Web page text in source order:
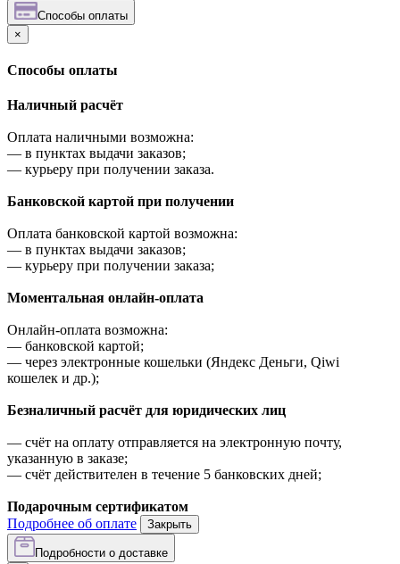
Cпособы оплаты
×
Cпособы оплаты
Наличный расчёт
Оплата наличными возможна:
— в пунктах выдачи заказов;
— курьеру при получении заказа.
Банковской картой при получении
Оплата банковской картой возможна:
— в пунктах выдачи заказов;
— курьеру при получении заказа;
Моментальная онлайн-оплата
Онлайн-оплата возможна:
— банковской картой;
— через электронные кошельки (Яндекс Деньги, Qiwi
кошелек и др.);
Безналичный расчёт для юридических лиц
— счёт на оплату отправляется на электронную почту,
указанную в заказе;
— счёт действителен в течение 5 банковских дней;
Подарочным сертификатом
Подробнее об оплате
Закрыть
Подробности о доставке